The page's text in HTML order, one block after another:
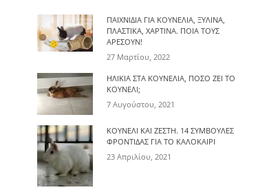
ΠΑΙΧΝΊΔΙΑ ΓΙΑ ΚΟΥΝΈΛΙΑ, ΞΎΛΙΝΑ,
ΠΛΑΣΤΙΚΆ, ΧΆΡΤΙΝΑ. ΠΟΙΑ ΤΟΥΣ
ΑΡΈΣΟΥΝ!
27 Μαρτίου, 2022
ΗΛΙΚΊΑ ΣΤΑ ΚΟΥΝΈΛΙΑ, ΠΌΣΟ ΖΕΙ ΤΟ
ΚΟΥΝΈΛΙ;
7 Αυγούστου, 2021
ΚΟΥΝΈΛΙ ΚΑΙ ΖΈΣΤΗ. 14 ΣΥΜΒΟΥΛΈΣ
ΦΡΟΝΤΊΔΑΣ ΓΙΑ ΤΟ ΚΑΛΟΚΑΊΡΙ
23 Απριλίου, 2021